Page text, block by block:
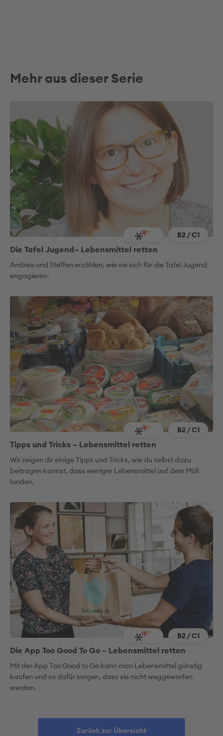
Mehr aus dieser Serie
B2 / C1
Die Tafel Jugend– Lebensmittel retten
Andrea und Steffen erzählen, wie sie sich für die Tafel Jugend
engagieren.
B2 / C1
Tipps und Tricks – Lebensmittel retten
Wir zeigen dir einige Tipps und Tricks, wie du selbst dazu
beitragen kannst, dass weniger Lebensmittel auf dem Müll
landen.
B2 / C1
Die App Too Good To Go – Lebensmittel retten
Mit der App Too Good to Go kann man Lebensmittel günstig
kaufen und so dafür sorgen, dass sie nicht weggeworfen
werden.
Zurück zur Übersicht